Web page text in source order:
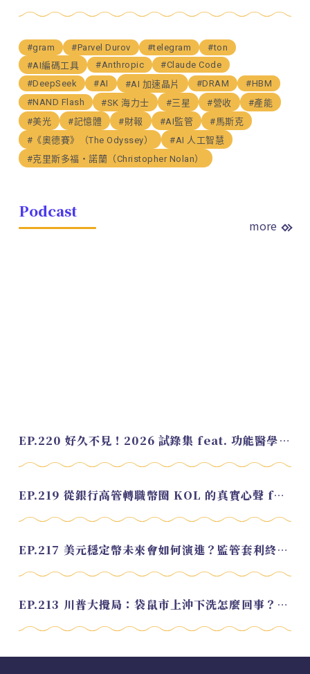
#gram #Parvel Durov #telegram
#ton
#AI編碼工具
#Anthropic
#Claude Code
#DeepSeek
#AI #AI 加速晶片 #DRAM
#HBM
#NAND Flash
#SK 海力士 #三星 #營收
#產能
#美光
#記憶體 #財報 #AI監管
#馬斯克
#《奧德賽》（The Odyssey）
#AI 人工智慧
#克里斯多福・諾蘭（Christopher Nolan）
Podcast
more
EP.220 好久不見！2026 試錄集 feat. 功能醫學營養師 美寶
EP.219 從銀行高管轉職幣圈 KOL 的真實心聲 feat.龜大
EP.217 美元穩定幣未來會如何演進？監管套利終將收斂？feat. 研究員 余哲安
EP.213 川普大攪局：袋鼠市上沖下洗怎麼回事？feat. Alvin